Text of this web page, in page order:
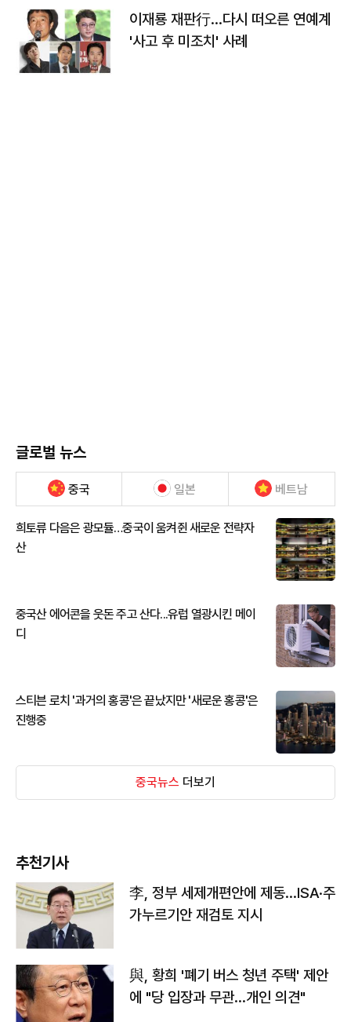
이재룡 재판行…다시 떠오른 연예계
'사고 후 미조치' 사례
글로벌 뉴스
중국 일본 베트남
희토류 다음은 광모듈…중국이 움켜쥔 새로운 전략자
산
중국산 에어콘을 웃돈 주고 산다...유럽 열광시킨 메이
디
스티븐 로치 '과거의 홍콩'은 끝났지만 '새로운 홍콩'은
진행중
중국뉴스 더보기
추천기사
李, 정부 세제개편안에 제동…ISA·주
가누르기안 재검토 지시
與, 황희 '폐기 버스 청년 주택' 제안
에 "당 입장과 무관…개인 의견"